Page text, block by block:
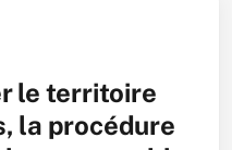
le territoire
la procédure